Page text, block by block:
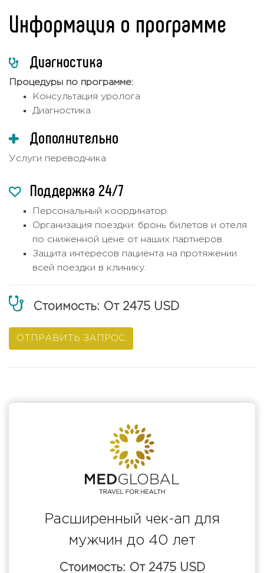
Информация о программе
Диагностика
Процедуры по программе:
Консультация уролога
Диагностика
Дополнительно
Услуги переводчика
Поддержка 24/7
Персональный координатор.
Организация поездки: бронь билетов и отеля
по сниженной цене от наших партнеров.
Защита интересов пациента на протяжении
всей поездки в клинику.
Стоимость: От 2475 USD
ОТПРАВИТЬ ЗАПРОС
Расширенный чек-ап для
мужчин до 40 лет
Стоимость: От 2475 USD